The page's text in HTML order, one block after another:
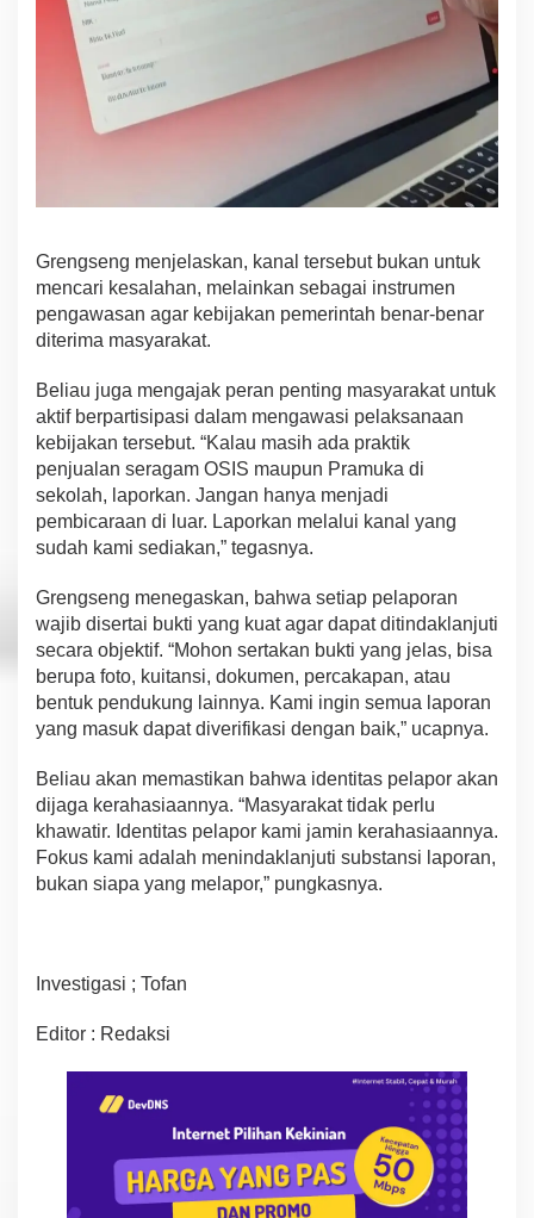
Grengseng menjelaskan, kanal tersebut bukan untuk
mencari kesalahan, melainkan sebagai instrumen
pengawasan agar kebijakan pemerintah benar-benar
diterima masyarakat.
Beliau juga mengajak peran penting masyarakat untuk
aktif berpartisipasi dalam mengawasi pelaksanaan
kebijakan tersebut. “Kalau masih ada praktik
penjualan seragam OSIS maupun Pramuka di
sekolah, laporkan. Jangan hanya menjadi
pembicaraan di luar. Laporkan melalui kanal yang
sudah kami sediakan,” tegasnya.
Grengseng menegaskan, bahwa setiap pelaporan
wajib disertai bukti yang kuat agar dapat ditindaklanjuti
secara objektif. “Mohon sertakan bukti yang jelas, bisa
berupa foto, kuitansi, dokumen, percakapan, atau
bentuk pendukung lainnya. Kami ingin semua laporan
yang masuk dapat diverifikasi dengan baik,” ucapnya.
Beliau akan memastikan bahwa identitas pelapor akan
dijaga kerahasiaannya. “Masyarakat tidak perlu
khawatir. Identitas pelapor kami jamin kerahasiaannya.
Fokus kami adalah menindaklanjuti substansi laporan,
bukan siapa yang melapor,” pungkasnya.
Investigasi ; Tofan
Editor : Redaksi